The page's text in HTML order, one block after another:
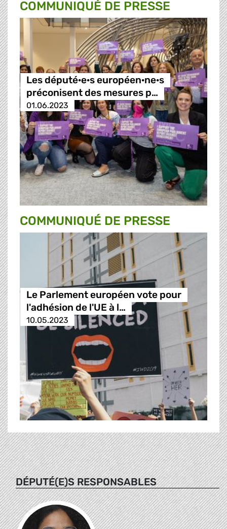
COMMUNIQUÉ DE PRESSE
Les député·e·s européen·ne·s
préconisent des mesures p…
01.06.2023
COMMUNIQUÉ DE PRESSE
Le Parlement européen vote pour
l'adhésion de l'UE à l…
10.05.2023
DÉPUTÉ(E)S RESPONSABLES